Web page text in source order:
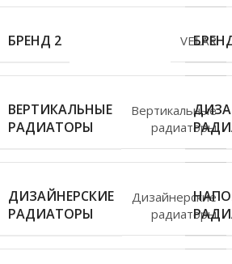
БРЕНД 2 VELAR
ВЕРТИКАЛЬНЫЕ
РАДИАТОРЫ
Вертикальные
радиаторы
ДИЗАЙНЕРСКИЕ
РАДИАТОРЫ
Дизайнерские
радиаторы